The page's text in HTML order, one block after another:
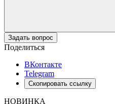
Задать вопрос
Поделиться
ВКонтакте
Telegram
Скопировать ссылку
НОВИНКА